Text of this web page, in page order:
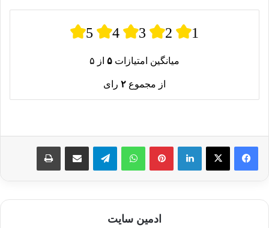
5 4 3 2 1
میانگین امتیازات ۵ از ۵
از مجموع ۲ رای
لینکدین پینترستواتس آپ تلگرام اشتراک گذاری از طریق ایمیل چاپ
ادمین سایت